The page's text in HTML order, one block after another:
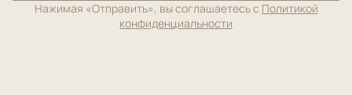
Нажимая «Отправить», вы соглашаетесь с Политикой
конфиденциальности